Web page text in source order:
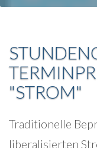
"STROM"
Traditionelle
liberalisierten